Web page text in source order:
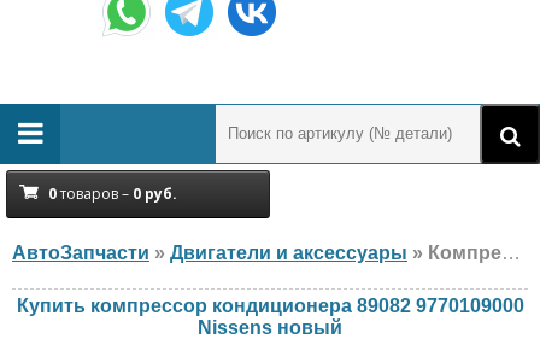
0товаров – 0 руб.
АвтоЗапчасти » Двигатели и аксессуары » Компрессор кондиционера Nissens 89082 9770109000 Hyundai, KIA, новый
Купить компрессор кондиционера 89082 9770109000
Nissens новый